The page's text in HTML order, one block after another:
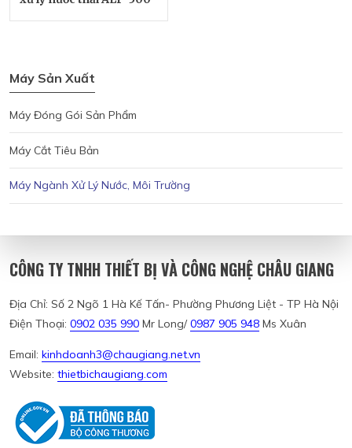
Máy Sản Xuất
Máy Đóng Gói Sản Phẩm
Máy Cắt Tiêu Bản
Máy Ngành Xử Lý Nước, Môi Trường
CÔNG TY TNHH THIẾT BỊ VÀ CÔNG NGHỆ CHÂU GIANG
Địa Chỉ: Số 2 Ngõ 1 Hà Kế Tấn- Phường Phương Liệt - TP Hà Nội
Điện Thoại: 0902 035 990 Mr Long/0987 905 948 Ms Xuân
Email: kinhdoanh3@chaugiang.net.vn
Website: thietbichaugiang.com